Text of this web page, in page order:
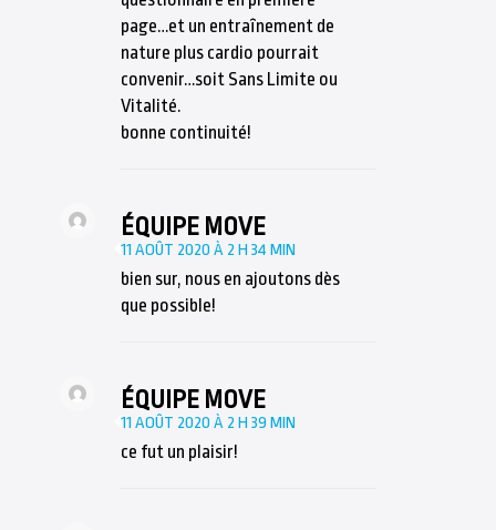
page…et un entraînement de
nature plus cardio pourrait
convenir…soit Sans Limite ou
Vitalité.
bonne continuité!
ÉQUIPE MOVE
11 AOÛT 2020 À 2 H 34 MIN
bien sur, nous en ajoutons dès
que possible!
ÉQUIPE MOVE
11 AOÛT 2020 À 2 H 39 MIN
ce fut un plaisir!